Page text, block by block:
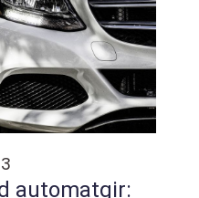
automatgir: